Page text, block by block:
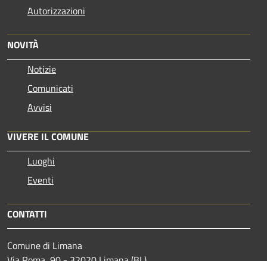
Autorizzazioni
NOVITÀ
Notizie
Comunicati
Avvisi
VIVERE IL COMUNE
Luoghi
Eventi
CONTATTI
Comune di Limana